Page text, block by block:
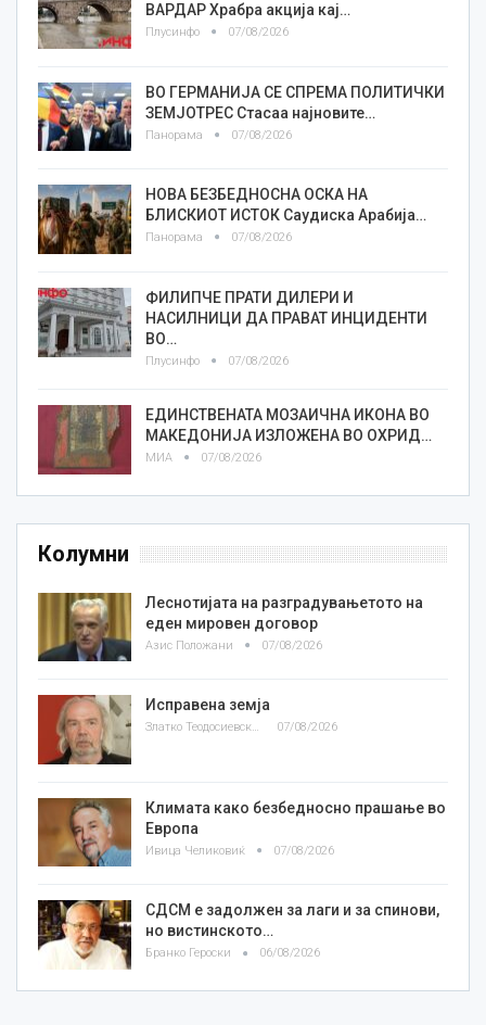
ВАРДАР Храбра акција кај…
Плусинфо 07/08/2026
ВО ГЕРМАНИЈА СЕ СПРЕМА ПОЛИТИЧКИ
ЗЕМЈОТРЕС Стасаа најновите…
Панорама 07/08/2026
НОВА БЕЗБЕДНОСНА ОСКА НА
БЛИСКИОТ ИСТОК Саудиска Арабија…
Панорама 07/08/2026
ФИЛИПЧЕ ПРАТИ ДИЛЕРИ И
НАСИЛНИЦИ ДА ПРАВАТ ИНЦИДЕНТИ
ВО…
Плусинфо 07/08/2026
ЕДИНСТВЕНАТА МОЗАИЧНА ИКОНА ВО
МАКЕДОНИЈА ИЗЛОЖЕНА ВО ОХРИД…
МИА 07/08/2026
Колумни
Леснотијата на разградувањетото на
еден мировен договор
Азис Положани 07/08/2026
Исправена земја
Златко Теодосиевски 07/08/2026
Климата како безбедносно прашање во
Европа
Ивица Челиковиќ 07/08/2026
СДСМ е задолжен за лаги и за спинови,
но вистинското…
Бранко Героски 06/08/2026